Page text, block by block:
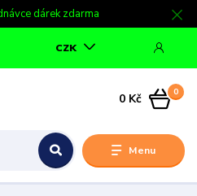
dárek zdarma
Menu
CZK
0
0 Kč